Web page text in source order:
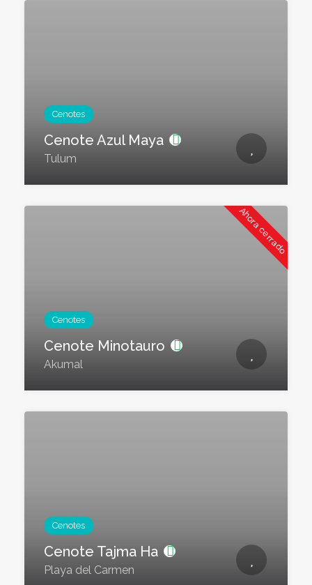
Cenotes
Cenote Azul Maya
Tulum
Ahora cerrado
Cenotes
Cenote Minotauro
Akumal
Cenotes
Cenote Tajma Ha
Playa del Carmen